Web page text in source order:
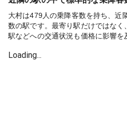
大村は479人の乗降客数を持ち、近
数の駅です。最寄り駅だけではな
駅などへの交通状況も価格に影響を
Loading...